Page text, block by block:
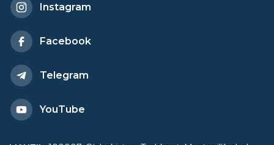
Instagram
Facebook
Telegram
YouTube